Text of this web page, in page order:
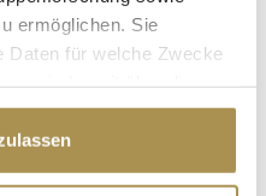
ermöglichen. Sie
Daten für welche Zwecke
auf das Privacy